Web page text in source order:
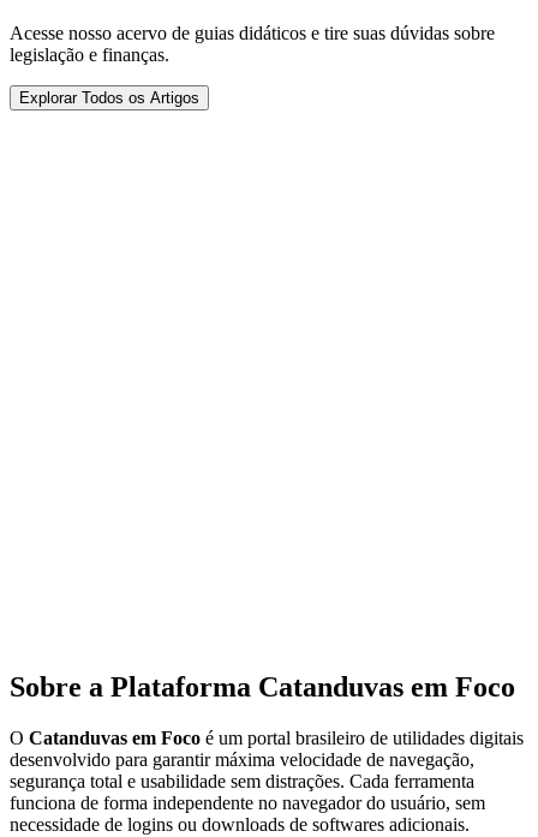
Acesse nosso acervo de guias didáticos e tire suas dúvidas sobre
legislação e finanças.
Explorar Todos os Artigos
Sobre a Plataforma Catanduvas em Foco
O Catanduvas em Foco é um portal brasileiro de utilidades digitais
desenvolvido para garantir máxima velocidade de navegação,
segurança total e usabilidade sem distrações. Cada ferramenta
funciona de forma independente no navegador do usuário, sem
necessidade de logins ou downloads de softwares adicionais.